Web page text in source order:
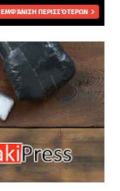
ΕΜΦΆΝΙΣΗ ΠΕΡΙΣΣΌΤΕΡΩΝ